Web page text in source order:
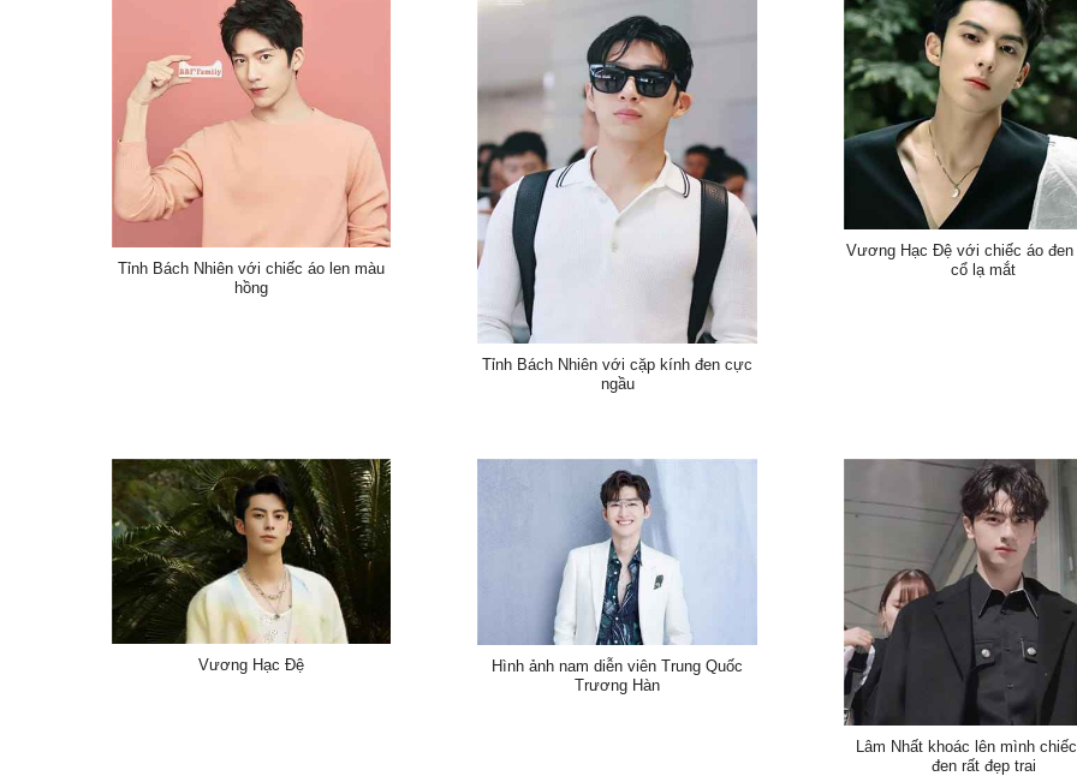
Tỉnh Bách Nhiên với chiếc áo len màu
hồng
Tỉnh Bách Nhiên với cặp kính đen cực
ngầu
Vương Hạc Đệ với chiếc áo đen
cổ lạ mắt
Vương Hạc Đệ
Hình ảnh nam diễn viên Trung Quốc
Trương Hàn
Lâm Nhất khoác lên mình
đen rất đẹp trai